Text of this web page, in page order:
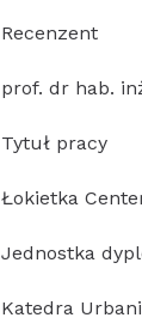
Recenzent
prof. dr hab.
Tytuł pracy
Łokietka
Jednostka
Katedra